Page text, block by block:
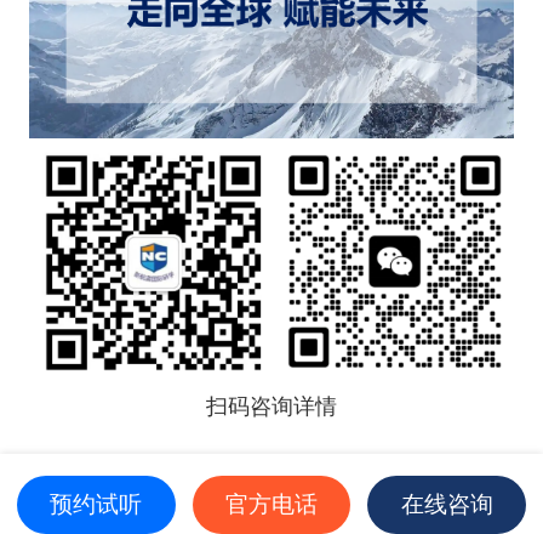
扫码咨询详情
预约试听 官方电话 在线咨询